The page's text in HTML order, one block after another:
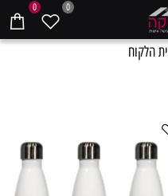
הלקוח
0 0